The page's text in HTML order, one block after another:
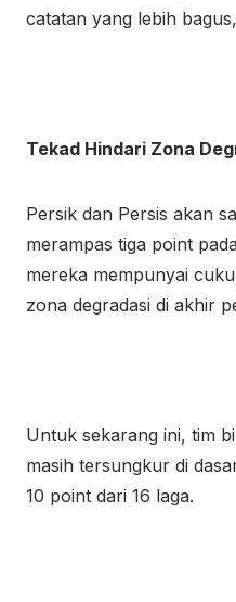
catatan yang lebih
Tekad Hindari Zona
Persik dan Persis akan
merampas tiga point
mereka mempunyai
zona degradasi di akhir
Untuk sekarang ini, tim
masih tersungkur di
10 point dari 16 laga.